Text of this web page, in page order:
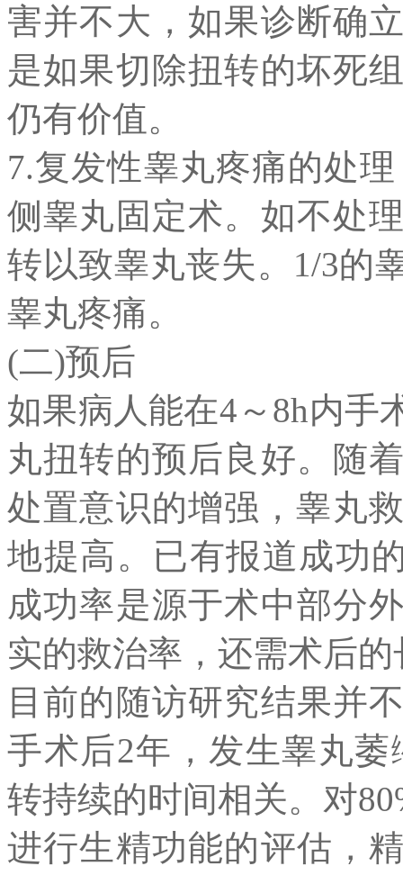
害并不大，如果诊断确
是如果切除扭转的坏死
仍有价值。
7.复发性睾丸疼痛的处
侧睾丸固定术。如不处
转以致睾丸丧失。1/3的
睾丸疼痛。
(二)预后
如果病人能在4～8h内手
丸扭转的预后良好。随
处置意识的增强，睾丸
地提高。已有报道成功
成功率是源于术中部分
实的救治率，还需术后
目前的随访研究结果并
手术后2年，发生睾丸
转持续的时间相关。对
进行生精功能的评估，